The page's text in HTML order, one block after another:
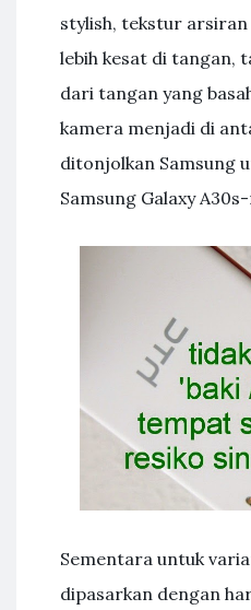
stylish, tekstur
lebih kesat di tangan,
dari tangan yang
kamera menjadi di
ditonjolkan Samsung
Samsung Galaxy
Sementara untuk
dipasarkan dengan